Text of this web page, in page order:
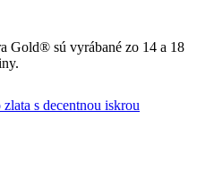
s decentnou iskrou
Gold® sú vyrábané zo 14 a 18